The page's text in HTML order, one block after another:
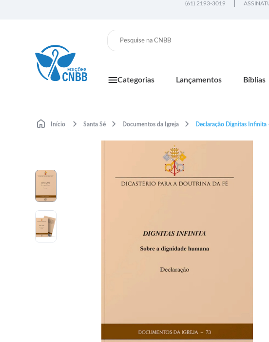
(61) 2193-3019
Categorias Lançamentos Bíblias
Início Santa Sé Documentos da Igreja Declaração Dignitas